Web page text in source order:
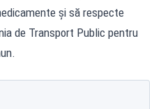
și să respecte
de Transport Public pentru